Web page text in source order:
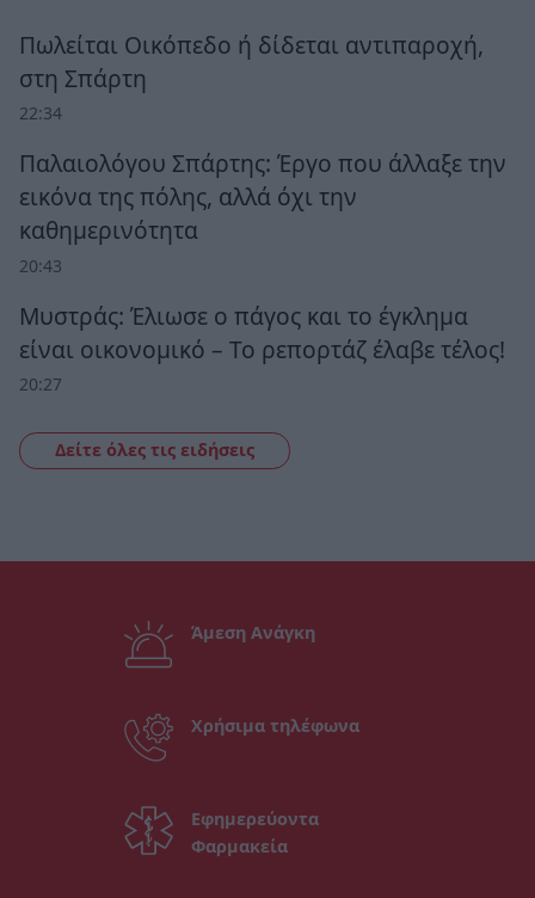
Πωλείται Οικόπεδο ή δίδεται αντιπαροχή,
στη Σπάρτη
22:34
Παλαιολόγου Σπάρτης: Έργο που άλλαξε την
εικόνα της πόλης, αλλά όχι την
καθημερινότητα
20:43
Μυστράς: Έλιωσε ο πάγος και το έγκλημα
είναι οικονομικό – Το ρεπορτάζ έλαβε τέλος!
20:27
Δείτε όλες τις ειδήσεις
Άμεση Ανάγκη
Χρήσιμα τηλέφωνα
Εφημερεύοντα
Φαρμακεία